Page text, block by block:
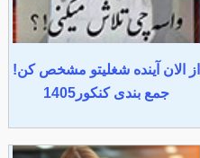
از الان آینده شغلیتو مشخص کن!
جمع بندی کنکور1405